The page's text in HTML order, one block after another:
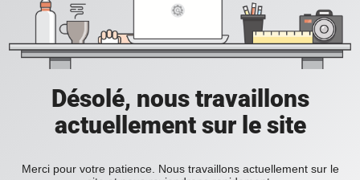
Désolé, nous travaillons
actuellement sur le site
Merci pour votre patience. Nous travaillons actuellement sur le